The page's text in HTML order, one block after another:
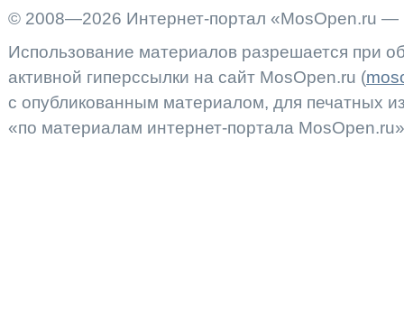
© 2008—2026 Интернет-портал «MosOpen.ru —
Использование материалов разрешается при
активной гиперссылки на сайт MosOpen.ru (
с опубликованным материалом, для печатных
«по материалам интернет-портала